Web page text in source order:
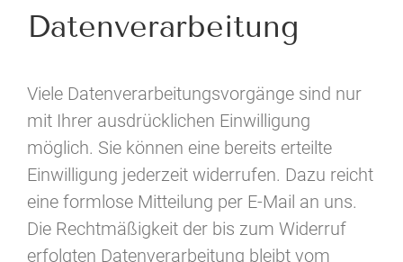
Datenverarbeitung
Viele Datenverarbeitungsvorgänge sind nur
mit Ihrer ausdrücklichen Einwilligung
möglich. Sie können eine bereits erteilte
Einwilligung jederzeit widerrufen. Dazu reicht
eine formlose Mitteilung per E-Mail an uns.
Die Rechtmäßigkeit der bis zum Widerruf
erfolgten Datenverarbeitung bleibt vom